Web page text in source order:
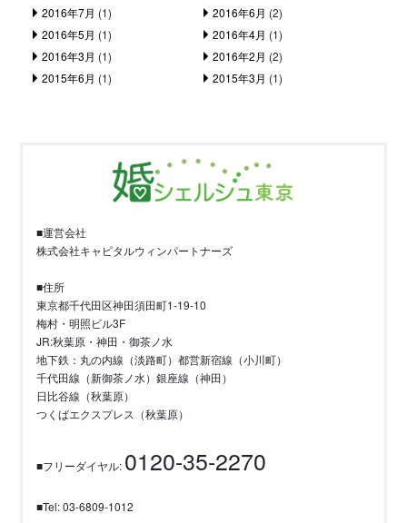
2016年7月 (1) 2016年6月 (2)
2016年5月 (1) 2016年4月 (1)
2016年3月 (1) 2016年2月 (2)
2015年6月 (1) 2015年3月 (1)
■運営会社
株式会社キャピタルウィンパートナーズ
■住所
東京都千代田区神田須田町1-19-10
梅村・明照ビル3F
JR:秋葉原・神田・御茶ノ水
地下鉄：丸の内線（淡路町）都営新宿線（小川町）
千代田線（新御茶ノ水）銀座線（神田）
日比谷線（秋葉原）
つくばエクスプレス（秋葉原）
■フリーダイヤル: 0120-35-2270
■Tel: 03-6809-1012